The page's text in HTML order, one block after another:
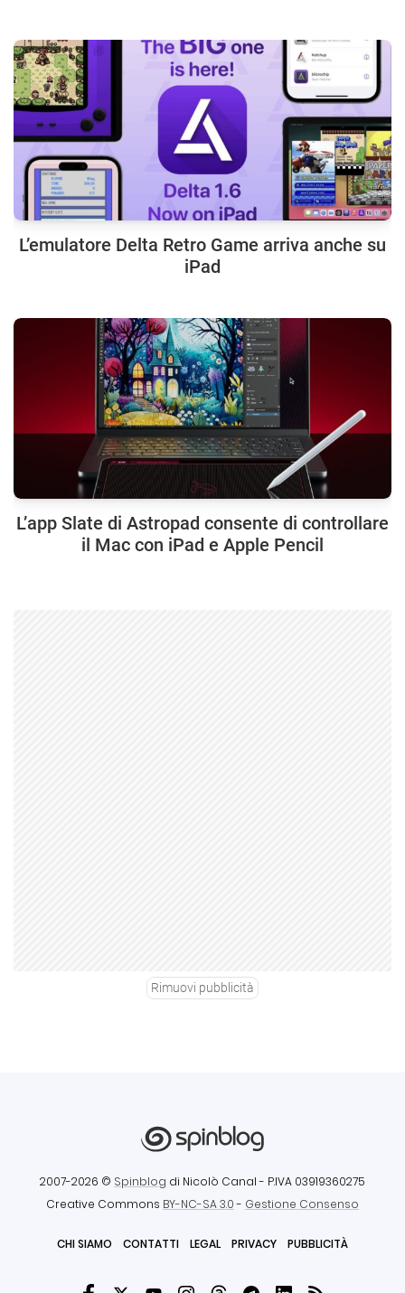
L’emulatore Delta Retro Game arriva anche su
iPad
L’app Slate di Astropad consente di controllare
il Mac con iPad e Apple Pencil
Rimuovi pubblicità
2007-2026 © Spinblog di Nicolò Canal - P.IVA 03919360275
Creative Commons BY-NC-SA 3.0- Gestione Consenso
CHI SIAMO CONTATTI LEGAL PRIVACY PUBBLICITÀ